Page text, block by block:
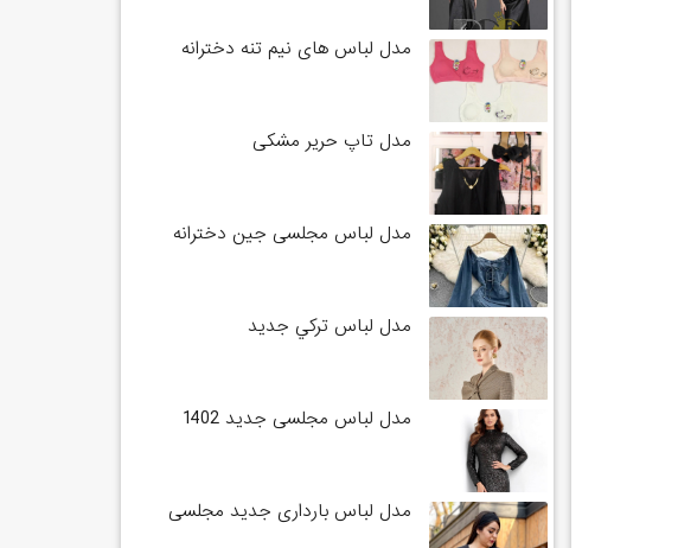
مدل لباس های نیم تنه دخترانه
مدل تاپ حریر مشکی
مدل لباس مجلسی جین دخترانه
مدل لباس تركي جديد
مدل لباس مجلسی جدید 1402
مدل لباس بارداری جدید مجلسی